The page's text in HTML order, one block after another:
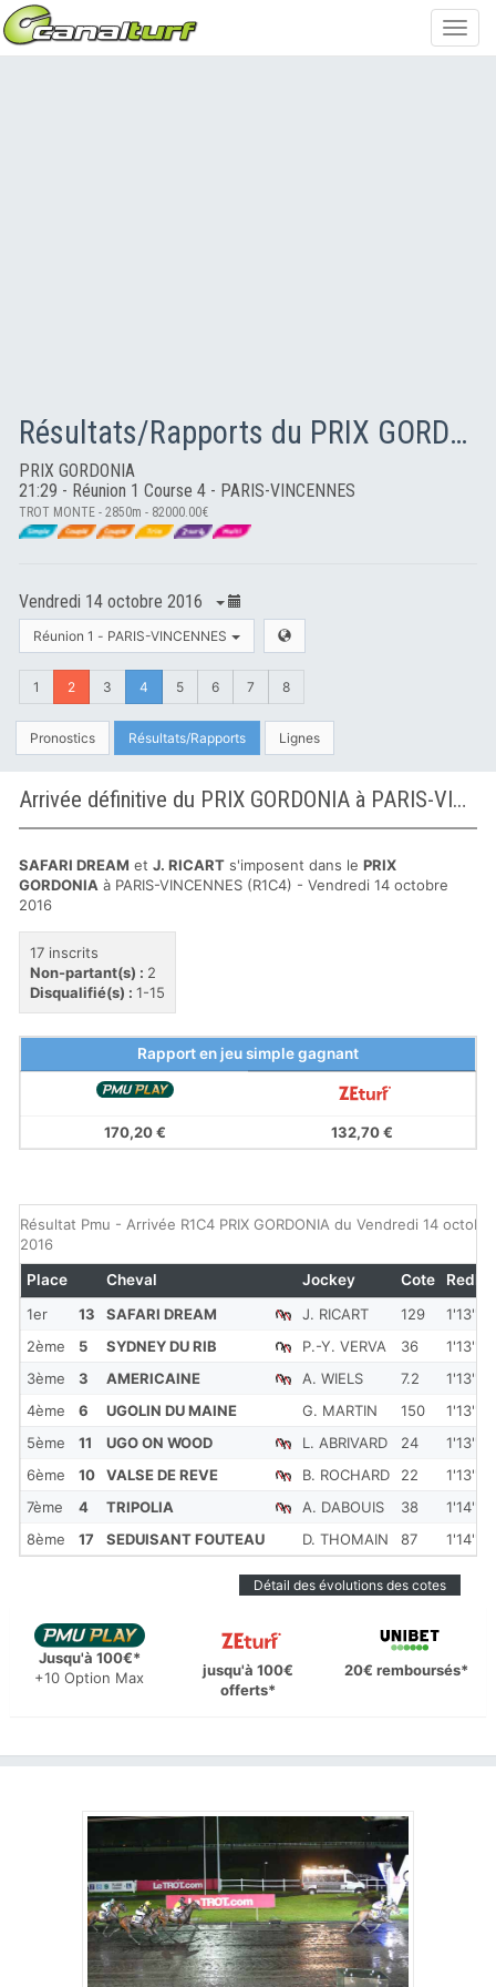
Résultats/Rapports du PRIX GORDONIA
PRIX GORDONIA
21:29 - Réunion 1 Course 4 - PARIS-VINCENNES
TROT MONTE - 2850m - 82000.00€
Vendredi 14 octobre 2016
Réunion 1 - PARIS-VINCENNES
1 2 3 4 5 6 7 8
Pronostics Résultats/Rapports Lignes
Arrivée définitive du PRIX GORDONIA à PARIS-VINCENNES
SAFARI DREAM et J. RICART s'imposent dans le PRIX
GORDONIA à PARIS-VINCENNES (R1C4) - Vendredi 14 octobre
2016
17 inscrits
Non-partant(s) : 2
Disqualifié(s) : 1-15
Rapport en jeu simple gagnant
170,20 € 132,70 €
Résultat Pmu - Arrivée R1C4 PRIX GORDONIA du Vendredi 14 octobre
2016
1er 13 SAFARI DREAM J. RICART 129
1'13''3
2ème
5 SYDNEY DU RIB P.-Y. VERVA 36
1'13''6
3ème
3 AMERICAINE A. WIELS 7.2
1'13''7
4ème
6 UGOLIN DU MAINE G. MARTIN 150
1'13''7
5ème
11 UGO ON WOOD L. ABRIVARD 24
1'13''8
6ème
10 VALSE DE REVE B. ROCHARD 22
1'13''9
7ème
4 TRIPOLIA A. DABOUIS 38
1'14''3
8ème
17 SEDUISANT FOUTEAU D. THOMAIN 87 1'14''4
Place Cheval Jockey Cote Redkm
Détail des évolutions des cotes
Jusqu'à 100€*
+10 Option Max
jusqu'à 100€
offerts*
20€ remboursés*